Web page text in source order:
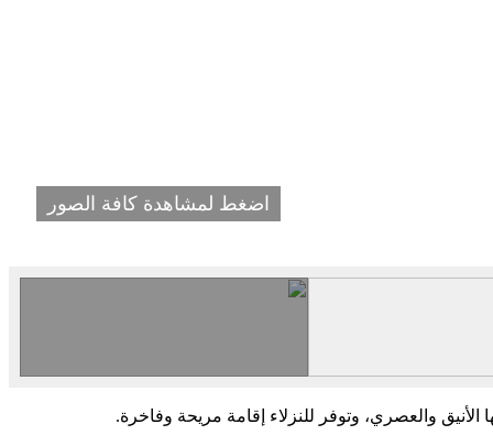
اضغط لمشاهدة كافة الصور
والعصري، وتوفر للنزلاء إقامة مريحة وفاخرة.